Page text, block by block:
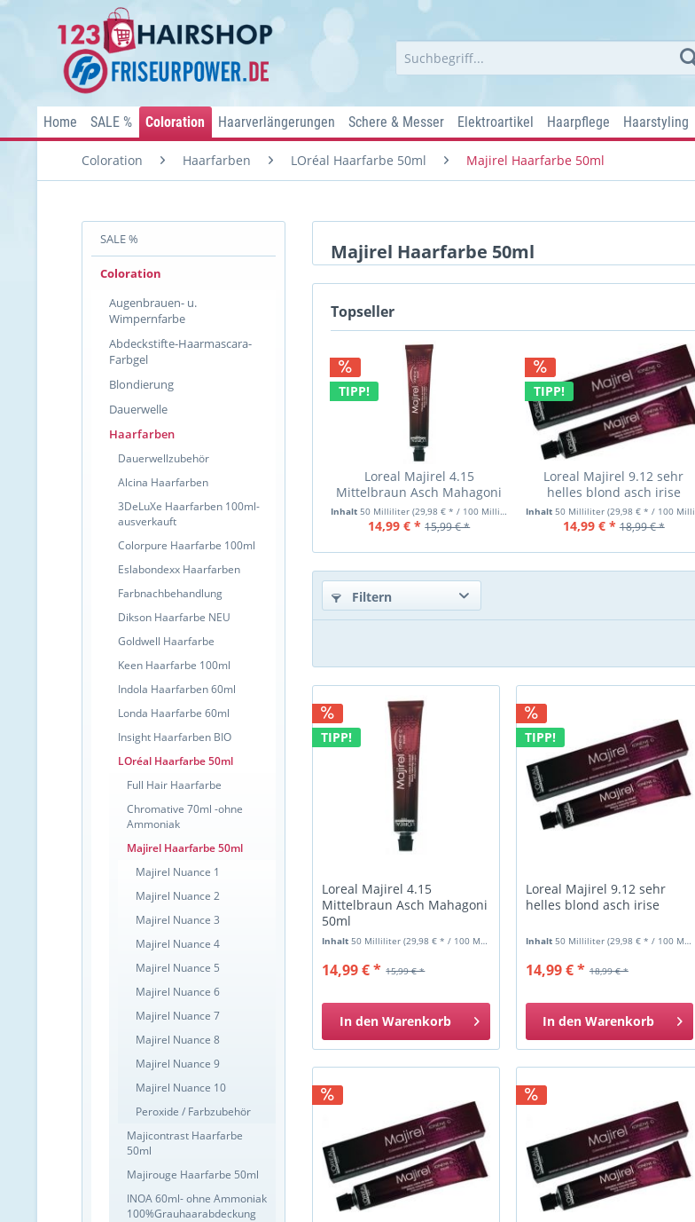
Home SALE % Coloration Haarverlängerungen Schere & Messer Elektroartikel Haarpflege Haarstyling
Coloration Haarfarben LOréal Haarfarbe 50ml Majirel Haarfarbe 50ml
SALE %
Coloration
Augenbrauen- u.
Wimpernfarbe
Abdeckstifte-Haarmascara-
Farbgel
Blondierung
Dauerwelle
Haarfarben
Dauerwellzubehör
Alcina Haarfarben
3DeLuXe Haarfarben 100ml-
ausverkauft
Colorpure Haarfarbe 100ml
Eslabondexx Haarfarben
Farbnachbehandlung
Dikson Haarfarbe NEU
Goldwell Haarfarbe
Keen Haarfarbe 100ml
Indola Haarfarben 60ml
Londa Haarfarbe 60ml
Insight Haarfarben BIO
LOréal Haarfarbe 50ml
Full Hair Haarfarbe
Chromative 70ml -ohne
Ammoniak
Majirel Haarfarbe 50ml
Majirel Nuance 1
Majirel Nuance 2
Majirel Nuance 3
Majirel Nuance 4
Majirel Nuance 5
Majirel Nuance 6
Majirel Nuance 7
Majirel Nuance 8
Majirel Nuance 9
Majirel Nuance 10
Peroxide / Farbzubehör
Majicontrast Haarfarbe
50ml
Majirouge Haarfarbe 50ml
INOA 60ml- ohne Ammoniak
100%Grauhaarabdeckung
Majirel Haarfarbe 50ml
Topseller
TIPP!
Loreal Majirel 4.15
Mittelbraun Asch Mahagoni
50ml
Inhalt 50 Milliliter (29,98 € * / 100 Milliliter)
14,99 € * 15,99 € *
TIPP!
Loreal Majirel 9.12 sehr
helles blond asch irise
Inhalt 50 Milliliter (29,98 € * / 100 Milliliter)
14,99 € * 18,99 € *
Filtern
TIPP!
Loreal Majirel 4.15
Mittelbraun Asch Mahagoni
50ml
Inhalt50 Milliliter(29,98 € * / 100 Milliliter)
15,99 € *
14,99 € *
In den Warenkorb
TIPP!
Loreal Majirel 9.12 sehr
helles blond asch irise
Inhalt 50 Milliliter (29,98 € * / 100 Milliliter)
18,99 € *
14,99 € *
In den Warenkorb